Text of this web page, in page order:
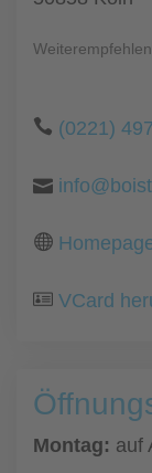
(0221)
VCard
Montag: auf